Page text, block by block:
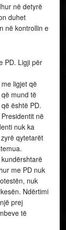
në detyrë
duhet
në kontrollin e
PD. Ligji për
ligjet që
mund të
është PD.
në
nuk ka
qytetarët
me PD nuk
nuk
Ndërtimi
prej
të